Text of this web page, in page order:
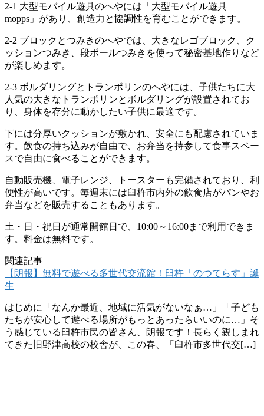
2-1 大型モバイル遊具のへやには「大型モバイル遊具
mopps」があり、創造力と協調性を育むことができます。
2-2 ブロックとつみきのへやでは、大きなレゴブロック、ク
ッションつみき、段ボールつみきを使って秘密基地作りなど
が楽しめます。
2-3 ボルダリングとトランポリンのへやには、子供たちに大
人気の大きなトランポリンとボルダリングが設置されてお
り、身体を存分に動かしたい子供に最適です。
下には分厚いクッションが敷かれ、安全にも配慮されていま
す。飲食の持ち込みが自由で、お弁当を持参して食事スペー
スで自由に食べることができます。
自動販売機、電子レンジ、トースターも完備されており、利
便性が高いです。毎週末には臼杵市内外の飲食店がパンやお
弁当などを販売することもあります。
土・日・祝日が通常開館日で、10:00～16:00まで利用できま
す。料金は無料です。
関連記事
【朗報】無料で遊べる多世代交流館！臼杵「のつてらす」誕
生
はじめに「なんか最近、地域に活気がないなぁ…」「子ども
たちが安心して遊べる場所がもっとあったらいいのに…」そ
う感じている臼杵市民の皆さん、朗報です！長らく親しまれ
てきた旧野津高校の校舎が、この春、「臼杵市多世代交[…]